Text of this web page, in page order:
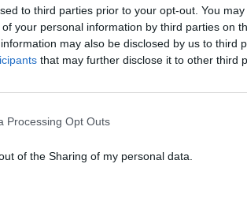
to third parties prior to your opt-out. You
your personal information by third parties on
may also be disclosed by us to third
that may further disclose it to other third
Processing Opt Outs
of the Sharing of my personal data.
un tiempo en esta isla costera, en el
era hacerse una foto al
puestos de observación y mozos con
playas para tranquilidad de los
de olas.